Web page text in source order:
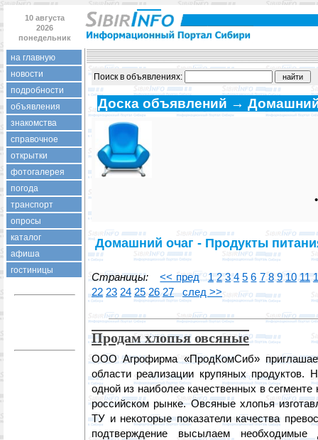
10 августа
2026
понедельник
на главную
новости
подробности
объявления
знакомства
справочное
открытки
фотогалерея
погода
транспорт
опросы
каталог
афиша
гостиницы
Поиск в объявлениях:
Доска объявлений →
Домашний очаг - Продукты
Страницы: << пред 1 2 3 4 5 6 7 8 9 10 11
22 23 24 25 26 27 след >>
Продам хлопья овсяные
ООО Агрофирма «ПродКомСиб»
области реализации крупяных продуктов.
одной из наиболее качественных в
российском рынке. Овсяные хлопья
ТУ и некоторые показатели качества
подтверждение высылаем необходимые